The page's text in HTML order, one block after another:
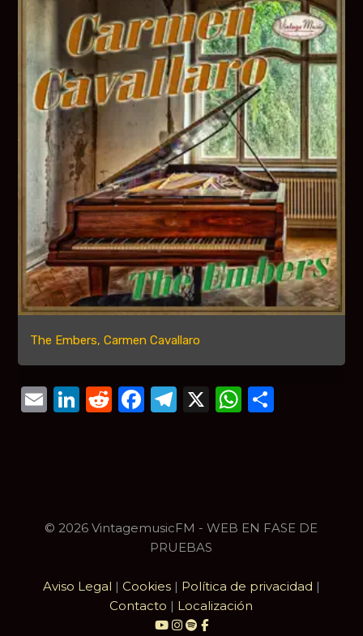
The Embers, Carmen Cavallaro
Email
LinkedIn
Reddit
Facebook
Telegram
X
© 2026 VintagemusicFM - WEB EN FASE DE
PRUEBAS
Aviso Legal | Cookies| Política de privacidad |
Contacto | Localización